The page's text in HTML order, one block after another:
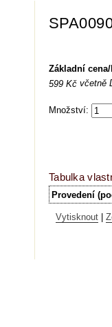
Základní
599 Kč včetně
Množství:
Tabulka
Provedení
Vytisknout